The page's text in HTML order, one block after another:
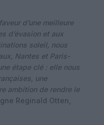
d’une meilleure
d’évasion et aux
soleil, nous
Nantes et Paris-
étape clé : elle nous
une
ambition de rendre le
Reginald Otten,